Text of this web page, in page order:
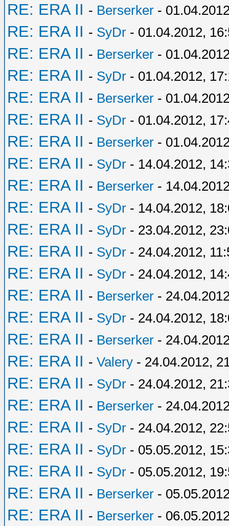
RE: ERA II - Berserker -
RE: ERA II - SyDr - 01.04.2012,
RE: ERA II - Berserker -
RE: ERA II - SyDr - 01.04.2012,
RE: ERA II - Berserker -
RE: ERA II - SyDr - 01.04.2012,
RE: ERA II - Berserker -
RE: ERA II - SyDr - 14.04.2012,
RE: ERA II - Berserker -
RE: ERA II - SyDr - 14.04.2012,
RE: ERA II - SyDr - 23.04.2012,
RE: ERA II - SyDr - 24.04.2012,
RE: ERA II - SyDr - 24.04.2012,
RE: ERA II - Berserker -
RE: ERA II - SyDr - 24.04.2012,
RE: ERA II - Berserker -
RE: ERA II - Valery - 24.04.2012,
RE: ERA II - SyDr - 24.04.2012,
RE: ERA II - Berserker -
RE: ERA II - SyDr - 24.04.2012,
RE: ERA II - SyDr - 05.05.2012,
RE: ERA II - SyDr - 05.05.2012,
RE: ERA II - Berserker -
RE: ERA II - Berserker -